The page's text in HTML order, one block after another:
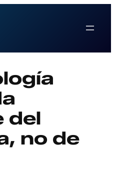
del
no de